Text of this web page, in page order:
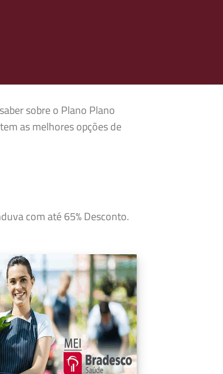
sobre o Plano Plano
as melhores opções de
com até 65% Desconto.